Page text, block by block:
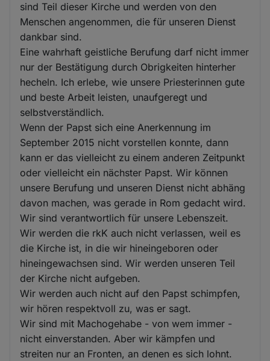
sind Teil dieser Kirche und werden von den
Menschen angenommen, die für unseren Dienst
dankbar sind.
Eine wahrhaft geistliche Berufung darf nicht immer
nur der Bestätigung durch Obrigkeiten hinterher
hecheln. Ich erlebe, wie unsere Priesterinnen gute
und beste Arbeit leisten, unaufgeregt und
selbstverständlich.
Wenn der Papst sich eine Anerkennung im
September 2015 nicht vorstellen konnte, dann
kann er das vielleicht zu einem anderen Zeitpunkt
oder vielleicht ein nächster Papst. Wir können
unsere Berufung und unseren Dienst nicht abhäng
davon machen, was gerade in Rom gedacht wird.
Wir sind verantwortlich für unsere Lebenszeit.
Wir werden die rkK auch nicht verlassen, weil es
die Kirche ist, in die wir hineingeboren oder
hineingewachsen sind. Wir werden unseren Teil
der Kirche nicht aufgeben.
Wir werden auch nicht auf den Papst schimpfen,
wir hören respektvoll zu, was er sagt.
Wir sind mit Machogehabe - von wem immer -
nicht einverstanden. Aber wir kämpfen und
streiten nur an Fronten, an denen es sich lohnt.